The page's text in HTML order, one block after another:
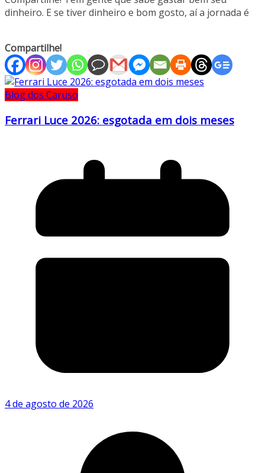
dinheiro. E se tiver dinheiro e bom gosto, aí a jornada é
Compartilhe!
Blog dos Caruso
Ferrari Luce 2026: esgotada em dois meses
4 de agosto de 2026